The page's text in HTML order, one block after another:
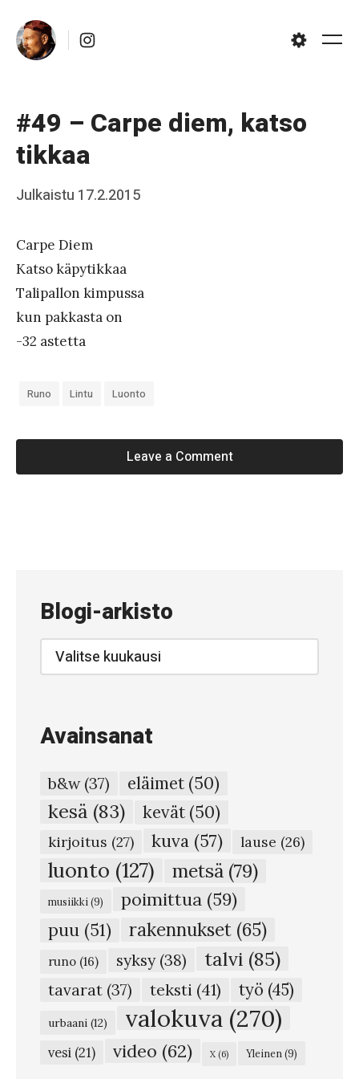
content
Instagram
#49 – Carpe diem, katso
tikkaa
Posted
Julkaistu 17.2.2015
J
a
a
k
o
Carpe Diem
Katso käpytikkaa
Talipallon kimpussa
kun pakkasta on
-32 astetta
Leave a Comment
Runo Lintu Luonto
Blogi-arkisto
Blogi-
arkisto
Avainsanat
b&w(37) eläimet (50)
kesä (83) kevät (50)
kirjoitus (27) kuva (57) lause (26)
luonto (127) metsä (79)
musiikki (9) poimittua (59)
puu (51) rakennukset (65)
runo (16) syksy(38) talvi (85)
tavarat (37) teksti (41) työ (45)
urbaani (12) valokuva (270)
vesi (21) video (62) X (6) Yleinen (9)